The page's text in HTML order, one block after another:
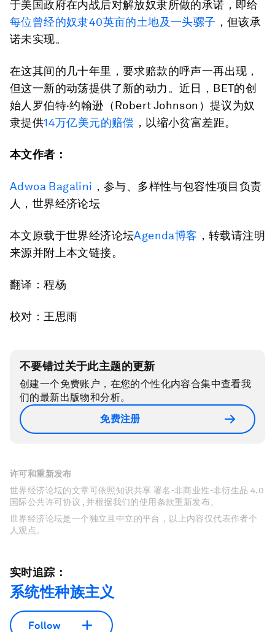
于美国政府在内战后对解放奴隶所做的承诺，即给
每位曾经的奴隶40英亩的土地及一头骡子 ，但该承
诺未实现。
在这其间的几十年里，要求赔款的呼声一再出现，
但这一新的动荡提供了新的动力。近日，BET的创
始人罗伯特·约翰逊（Robert Johnson）提议为奴
隶提供14万亿美元的赔偿 ，以缩小贫富差距。
本文作者：
Adwoa Bagalini ，参与、多样性与包容性项目负责
人，世界经济论坛
本文原载于世界经济论坛Agenda博客 ，转载请注明
来源并附上本文链接。
翻译：程杨
校对：王思雨
不要错过关于此主题的更新
创建一个免费账户，在您的个性化内容合集中查看我
们的最新出版物和分析。
免费注册
许可和重新发布
世界经济论坛的文章可依照知识共享 署名-非商业性-非衍生品 4.0
国际公共许可协议 , 并根据我们的使用条款重新发布。
世界经济论坛是一个独立且中立的平台，以上内容仅代表作者个
人观点。
实时追踪：
系统性种族主义
Follow